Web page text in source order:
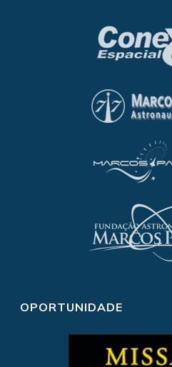
OPORTUNIDADE